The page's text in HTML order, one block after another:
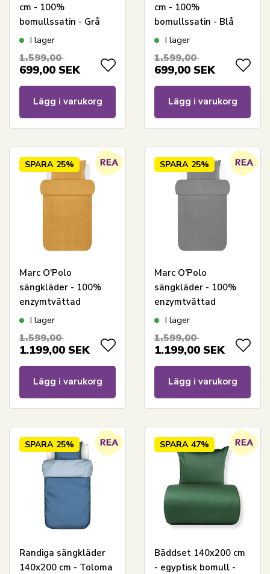
cm - 100%
bomullssatin - Grå
breda ränder
I lager
1.599,00
699,00 SEK
Lägg i varukorg
cm - 100%
bomullssatin - Blå
med ljusblå
I lager
1.599,00
699,00 SEK
Lägg i varukorg
SPARA 25%
Marc O'Polo
sängkläder - 100%
enzymtvättad
bomullssängset -
Golden Yellow
I lager
1.599,00
1.199,00 SEK
Lägg i varukorg
SPARA 25%
Marc O'Polo
sängkläder - 100%
enzymtvättad
bomullssängset -
Stone sänglinne
I lager
1.599,00
1.199,00 SEK
Lägg i varukorg
SPARA 25%
Randiga sängkläder
140x200 cm - Toloma
SPARA 47%
Bäddset 140x200 cm
- egyptisk bomull -